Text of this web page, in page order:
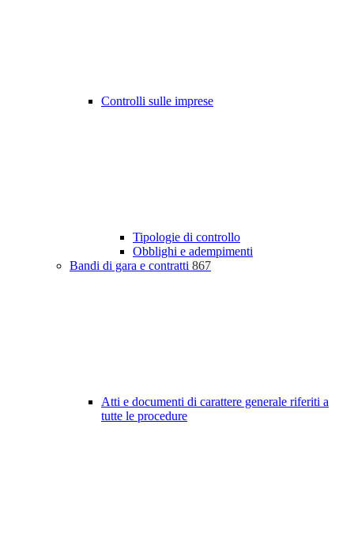
Controlli sulle imprese
Tipologie di controllo
Obblighi e adempimenti
Bandi di gara e contratti 867
Atti e documenti di carattere generale riferiti a
tutte le procedure